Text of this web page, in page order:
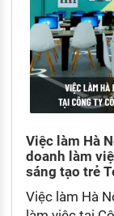
Việc làm Hà
doanh làm
sáng tạo trẻ
Việc làm Hà